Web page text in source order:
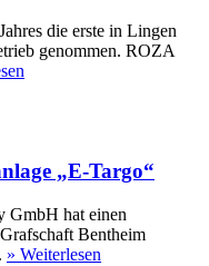
die erste in Lingen
genommen. ROZA
„E-Targo“
GmbH hat einen
Bentheim
» Weiterlesen